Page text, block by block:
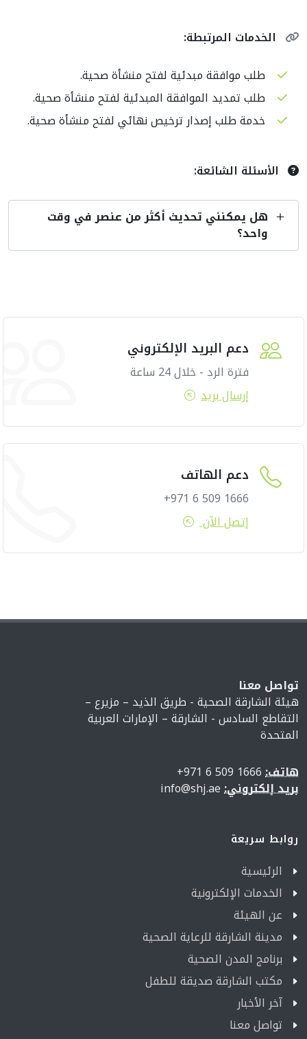
الخدمات المرتبطة:
طلب موافقة مبدئية لفتح منشأة صحية.
طلب تمديد الموافقة المبدئية لفتح منشأة صحية.
خدمة طلب إصدار ترخيص نهائي لفتح منشأة صحية.
الأسئلة الشائعة:
هل يمكنني تحديث أكثر من عنصر في وقت
واحد؟
دعم البريد الإلكتروني
فترة الرد - خلال 24 ساعة
إرسال بريد
دعم الهاتف
1666 509 6 971+
إتصل الآن
تواصل معنا
هيئة الشارقة الصحية - طريق الذيد – مزيرع –
التقاطع السادس - الشارقة – الإمارات العربية
المتحدة
هاتف:
بريد إلكتروني:
روابط سريعة
الرئيسية
الخدمات الإلكترونية
عن الهيئة
مدينة الشارقة للرعاية الصحية
برنامج المدن الصحية
مكتب الشارقة صديقة للطفل
آخر الأخبار
تواصل معنا